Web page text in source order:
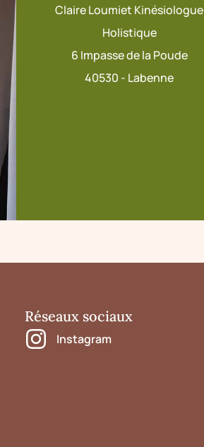
Claire Loumiet Kinésiologue
Holistique
6 Impasse de la Poude
40530 - Labenne
Réseaux sociaux
Instagram